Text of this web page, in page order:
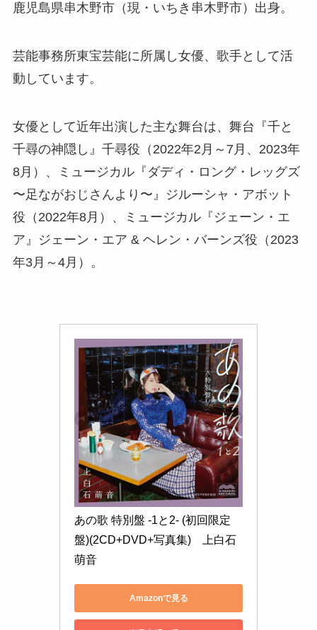
鹿児島県串木野市（現・いちき串木野市）出身。
芸能事務所東宝芸能に所属し女優、歌手として活
動しています。
女優として近年出演した主な舞台は、舞台『千と
千尋の神隠し』千尋役（2022年2月～7月、2023年
8月）、ミュージカル『ダディ・ロング・レッグズ
〜足ながおじさんより〜』ジルーシャ・アボット
役（2022年8月）、ミュージカル『ジェーン・エ
ア』ジェーン・エア & ヘレン・バーンズ役（2023
年3月～4月）。
あの歌 特別盤 -1と2- (初回限定
盤)(2CD+DVD+写真集)　上白石
萌音
Amazonで見る